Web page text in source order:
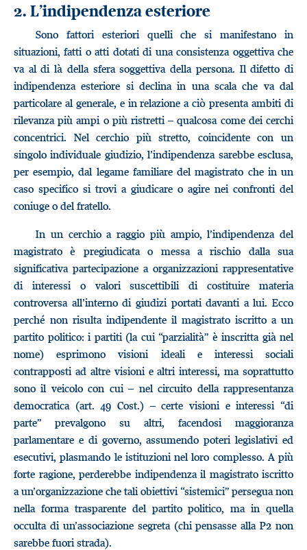
2. L’indipendenza esteriore
Sono fattori esteriori quelli che si manifestano in
situazioni, fatti o atti dotati di una consistenza oggettiva che
va al di là della sfera soggettiva della persona. Il difetto di
indipendenza esteriore si declina in una scala che va dal
particolare al generale, e in relazione a ciò presenta ambiti di
rilevanza più ampi o più ristretti – qualcosa come dei cerchi
concentrici. Nel cerchio più stretto, coincidente con un
singolo individuale giudizio, l’indipendenza sarebbe esclusa,
per esempio, dal legame familiare del magistrato che in un
caso specifico si trovi a giudicare o agire nei confronti del
coniuge o del fratello.
In un cerchio a raggio più ampio, l’indipendenza del
magistrato è pregiudicata o messa a rischio dalla sua
significativa partecipazione a organizzazioni rappresentative
di interessi o valori suscettibili di costituire materia
controversa all’interno di giudizi portati davanti a lui. Ecco
perché non risulta indipendente il magistrato iscritto a un
partito politico: i partiti (la cui “parzialità” è inscritta già nel
nome) esprimono visioni ideali e interessi sociali
contrapposti ad altre visioni e altri interessi, ma soprattutto
sono il veicolo con cui – nel circuito della rappresentanza
democratica (art. 49 Cost.) – certe visioni e interessi “di
parte” prevalgono su altri, facendosi maggioranza
parlamentare e di governo, assumendo poteri legislativi ed
esecutivi, plasmando le istituzioni nel loro complesso. A più
forte ragione, perderebbe indipendenza il magistrato iscritto
a un’organizzazione che tali obiettivi “sistemici” persegua non
nella forma trasparente del partito politico, ma in quella
occulta di un’associazione segreta (chi pensasse alla P2 non
sarebbe fuori strada).